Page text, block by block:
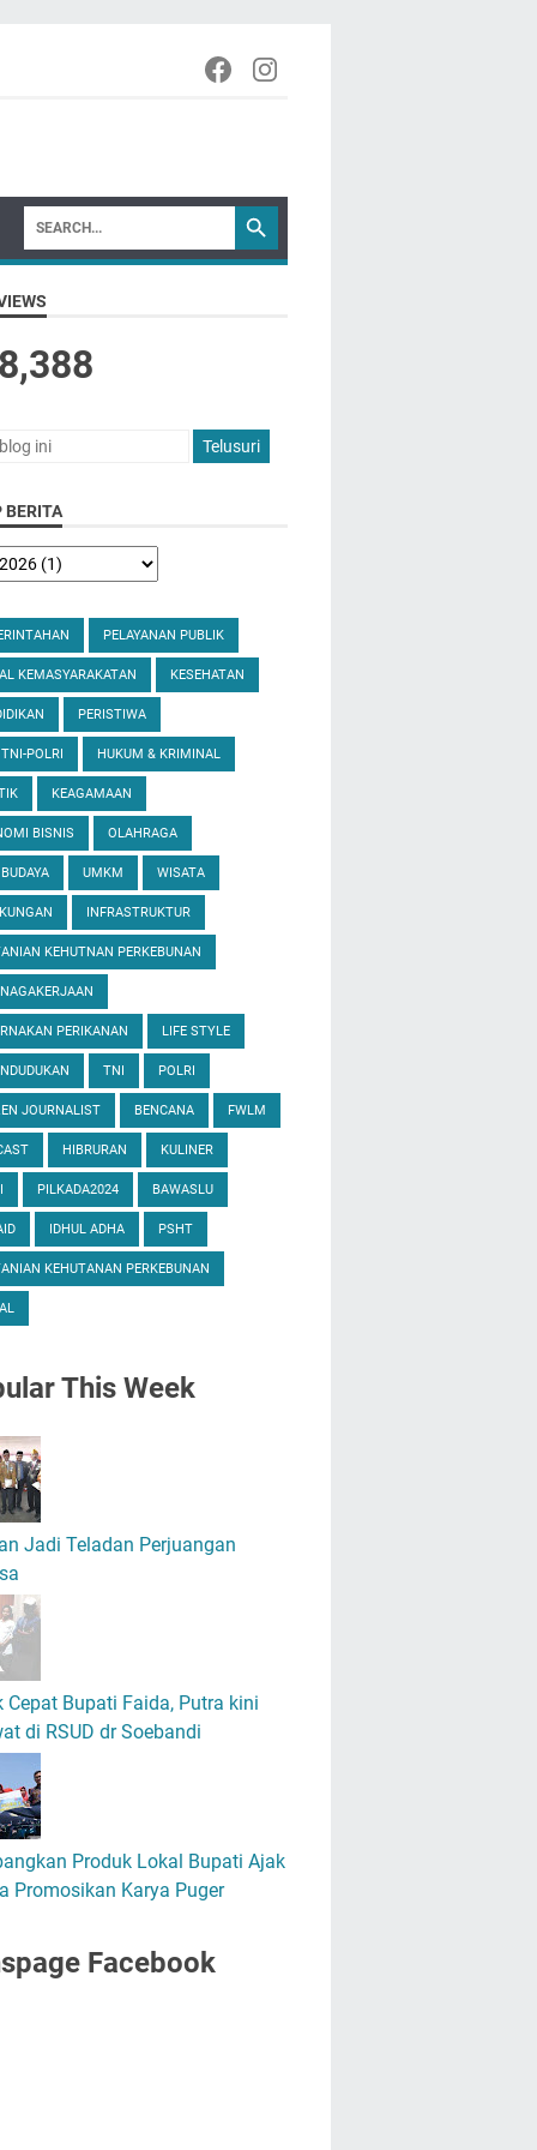
BERITA
PELAYANAN PUBLIK
KEMASYARAKATAN KESEHATAN
PERISTIWA
POLRI HUKUM & KRIMINAL
KEAGAMAAN
BISNIS OLAHRAGA
UMKM WISATA
INFRASTRUKTUR
KEHUTNAN PERKEBUNAN
PERIKANAN LIFE STYLE
TNI POLRI
JOURNALIST BENCANA FWLM
HIBRURAN KULINER
PILKADA2024 BAWASLU
IDHUL ADHA PSHT
KEHUTANAN PERKEBUNAN
This Week
Jadi Teladan Perjuangan
Cepat Bupati Faida, Putra kini
di RSUD dr Soebandi
Produk Lokal Bupati Ajak
Promosikan Karya Puger
Facebook